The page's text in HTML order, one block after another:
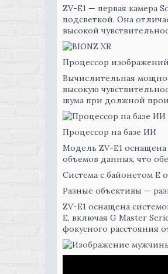
ZV-E1 — первая камера
подсветкой. Она
высокой
Процессор
Вычислительная
высокую
шума при должной
Процессор на базе ИИ
Модель ZV-E1
объемов данных, что
Система с байонетом E
Разные объективы —
ZV-E1 оснащена
E, включая G Master
фокусного расстояния